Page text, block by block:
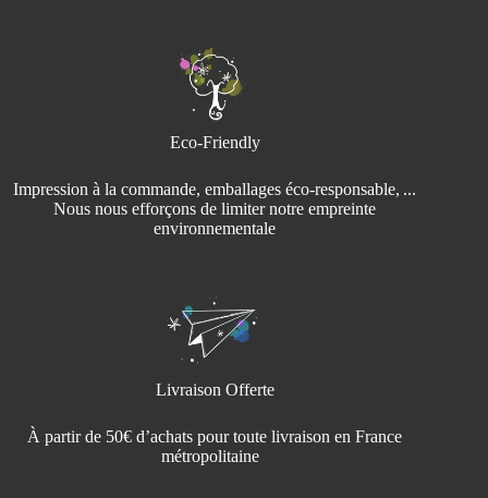
Eco-Friendly
Impression à la commande, emballages éco‑responsable, ...
Nous nous efforçons de limiter notre empreinte
environnementale
Livraison Offerte
À partir de 50€ d’achats pour toute livraison en France
métropolitaine